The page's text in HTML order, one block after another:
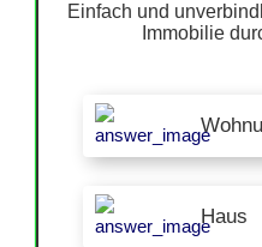
Einfach und
Immobilie
Haus